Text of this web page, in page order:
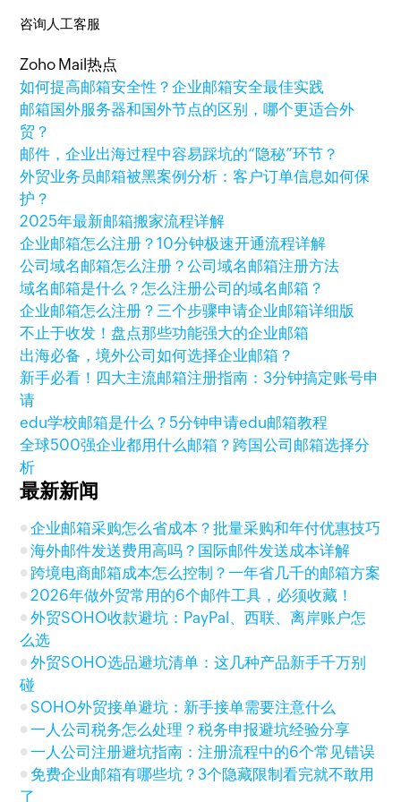
咨询人工客服
Zoho Mail热点
如何提高邮箱安全性？企业邮箱安全最佳实践
邮箱国外服务器和国外节点的区别，哪个更适合外
贸？
邮件，企业出海过程中容易踩坑的“隐秘”环节？
外贸业务员邮箱被黑案例分析：客户订单信息如何保
护？
2025年最新邮箱搬家流程详解
企业邮箱怎么注册？10分钟极速开通流程详解
公司域名邮箱怎么注册？公司域名邮箱注册方法
域名邮箱是什么？怎么注册公司的域名邮箱？
企业邮箱怎么注册？三个步骤申请企业邮箱详细版
不止于收发！盘点那些功能强大的企业邮箱
出海必备，境外公司如何选择企业邮箱？
新手必看！四大主流邮箱注册指南：3分钟搞定账号申
请
edu学校邮箱是什么？5分钟申请edu邮箱教程
全球500强企业都用什么邮箱？跨国公司邮箱选择分
析
最新新闻
企业邮箱采购怎么省成本？批量采购和年付优惠技巧
海外邮件发送费用高吗？国际邮件发送成本详解
跨境电商邮箱成本怎么控制？一年省几千的邮箱方案
2026年做外贸常用的6个邮件工具，必须收藏！
外贸SOHO收款避坑：PayPal、西联、离岸账户怎
么选
外贸SOHO选品避坑清单：这几种产品新手千万别
碰
SOHO外贸接单避坑：新手接单需要注意什么
一人公司税务怎么处理？税务申报避坑经验分享
一人公司注册避坑指南：注册流程中的6个常见错误
免费企业邮箱有哪些坑？3个隐藏限制看完就不敢用
了